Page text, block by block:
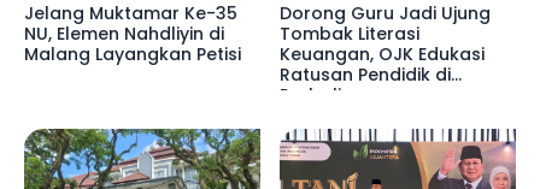
Jelang Muktamar Ke-35
NU, Elemen Nahdliyin di
Malang Layangkan Petisi
Dorong Guru Jadi Ujung
Tombak Literasi
Keuangan, OJK Edukasi
Ratusan Pendidik di
Probolinggo